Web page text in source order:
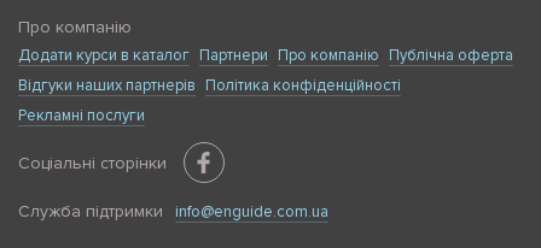
Про компанію
Додати курси в каталог Партнери Про компанію
Публічна оферта
Відгуки наших партнерів
Політика конфіденційності
Рекламні послуги
Соціальні сторінки
Служба підтримки info@enguide.com.ua